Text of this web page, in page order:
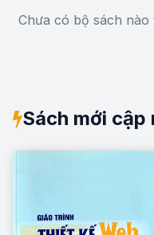
Chưa có bộ sách
Sách mới cập